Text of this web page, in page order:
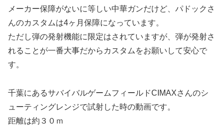
メーカー保障がないに等しい中華ガンだけど、パドックさ
んのカスタムは4ヶ月保障になっています。
ただし弾の発射機能に限定はされていますが、弾が発射さ
れることが一番大事だからカスタムをお願いして安心で
す。
千葉にあるサバイバルゲームフィールドCIMAXさんのシ
ューティングレンジで試射した時の動画です。
距離は約３０ｍ